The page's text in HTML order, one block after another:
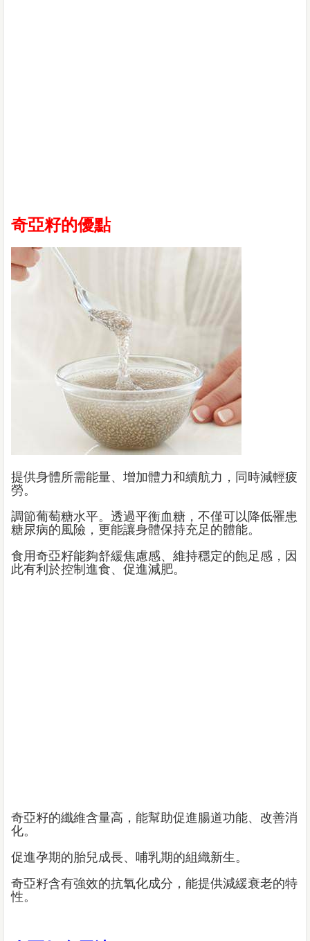
奇亞籽的優點
提供身體所需能量、增加體力和續航力，同時減輕疲
勞。
調節葡萄糖水平。透過平衡血糖，不僅可以降低罹患
糖尿病的風險，更能讓身體保持充足的體能。
食用奇亞籽能夠舒緩焦慮感、維持穩定的飽足感，因
此有利於控制進食、促進減肥。
奇亞籽的纖維含量高，能幫助促進腸道功能、改善消
化。
促進孕期的胎兒成長、哺乳期的組織新生。
奇亞籽含有強效的抗氧化成分，能提供減緩衰老的特
性。